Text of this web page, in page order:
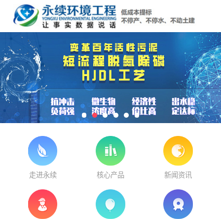
走进永续 核心产品 新闻资讯